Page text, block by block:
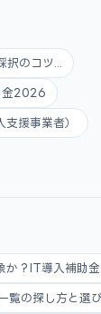
のコツ...
金2026
援事業者）
？IT導入補助金
覧の探し方と選